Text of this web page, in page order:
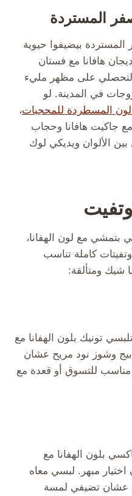
المستردة
المستردة بيضيفوا حيوية
هافانا مع فستان
على مظهر مليء
في المدينة. لو
المسطردة للمحجبات،
جاكيت هافانا وحجاب
الألوان ويديكي لوك
بتمشي مع لون الهفانا،
كاملة تناسب
شيك ومتألقة:
تونيك بلون الهفانا مع
وشوز نود مريح عشان
للتسوق أو قعدة مع
بلون الهفانا مع
مبهر. لبسي معاه
تضيفي لمسة